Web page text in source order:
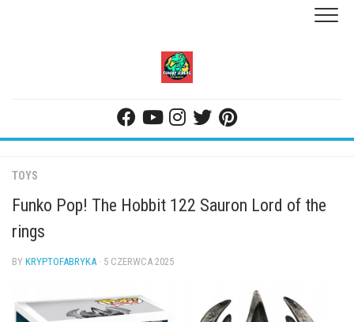
TOYS
Funko Pop! The Hobbit 122 Sauron Lord of the
rings
BY KRYPTOFABRYKA · 5 CZERWCA 2025